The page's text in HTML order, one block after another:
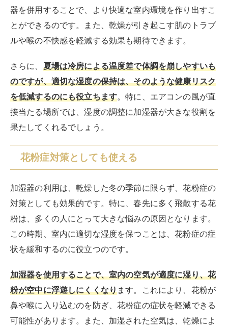
器を併用することで、より快適な室内環境を作り出すこ
とができるのです。また、乾燥が引き起こす肌のトラブ
ルや喉の不快感を軽減する効果も期待できます。
さらに、 夏場は冷房による温度差で体調を崩しやすいも
のですが、適切な湿度の保持は、そのような健康リスク
を低減するのにも役立ちます。特に、エアコンの風が直
接当たる場所では、湿度の調整に加湿器が大きな役割を
果たしてくれるでしょう。
花粉症対策としても使える
加湿器の利用は、乾燥した冬の季節に限らず、花粉症の
対策としても効果的です。特に、春先に多く飛散する花
粉は、多くの人にとって大きな悩みの原因となります。
この時期、室内に適切な湿度を保つことは、花粉症の症
状を緩和するのに役立つのです。
加湿器を使用することで、室内の空気が適度に湿り、花
粉が空中に浮遊しにくくなります。これにより、花粉が
鼻や喉に入り込むのを防ぎ、花粉症の症状を軽減できる
可能性があります。また、加湿された空気は、乾燥によ